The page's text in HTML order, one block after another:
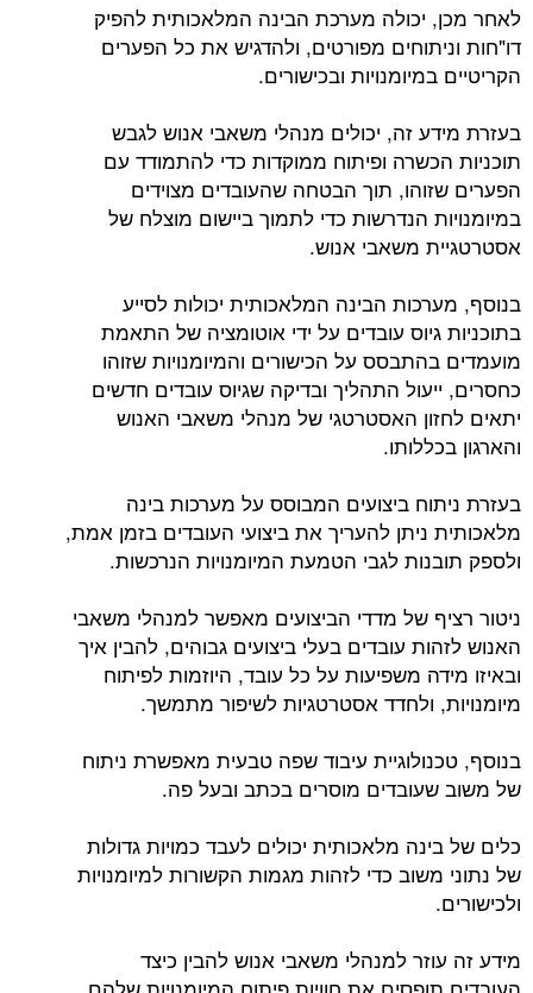
לאחר מכן, יכולה מערכת הבינה המלאכותית להפיק
דו"חות וניתוחים מפורטים, ולהדגיש את כל הפערים
הקריטיים במיומנויות ובכישורים.
בעזרת מידע זה, יכולים מנהלי משאבי אנוש לגבש
תוכניות הכשרה ופיתוח ממוקדות כדי להתמודד עם
הפערים שזוהו, תוך הבטחה שהעובדים מצוידים
במיומנויות הנדרשות כדי לתמוך ביישום מוצלח של
אסטרטגיית משאבי אנוש.
בנוסף, מערכות הבינה המלאכותית יכולות לסייע
בתוכניות גיוס עובדים על ידי אוטומציה של התאמת
מועמדים בהתבסס על הכישורים והמיומנויות שזוהו
כחסרים, ייעול התהליך ובדיקה שגיוס עובדים חדשים
יתאים לחזון האסטרטגי של מנהלי משאבי האנוש
והארגון בכללותו.
בעזרת ניתוח ביצועים המבוסס על מערכות בינה
מלאכותית ניתן להעריך את ביצועי העובדים בזמן אמת,
ולספק תובנות לגבי הטמעת המיומנויות הנרכשות.
ניטור רציף של מדדי הביצועים מאפשר למנהלי משאבי
האנוש לזהות עובדים בעלי ביצועים גבוהים, להבין איך
ובאיזו מידה משפיעות על כל עובד, היוזמות לפיתוח
מיומנויות, ולחדד אסטרטגיות לשיפור מתמשך.
בנוסף, טכנולוגיית עיבוד שפה טבעית מאפשרת ניתוח
של משוב שעובדים מוסרים בכתב ובעל פה.
כלים של בינה מלאכותית יכולים לעבד כמויות גדולות
של נתוני משוב כדי לזהות מגמות הקשורות למיומנויות
ולכישורים.
מידע זה עוזר למנהלי משאבי אנוש להבין כיצד